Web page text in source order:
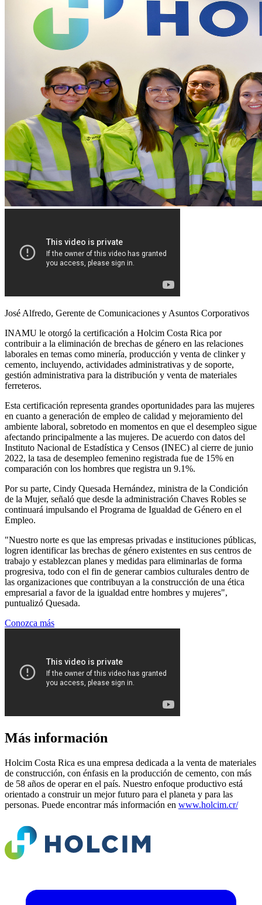
José Alfredo, Gerente de Comunicaciones y Asuntos Corporativos
INAMU le otorgó la certificación a Holcim Costa Rica por
contribuir a la eliminación de brechas de género en las relaciones
laborales en temas como minería, producción y venta de clinker y
cemento, incluyendo, actividades administrativas y de soporte,
gestión administrativa para la distribución y venta de materiales
ferreteros.
Esta certificación representa grandes oportunidades para las mujeres
en cuanto a generación de empleo de calidad y mejoramiento del
ambiente laboral, sobretodo en momentos en que el desempleo sigue
afectando principalmente a las mujeres. De acuerdo con datos del
Instituto Nacional de Estadística y Censos (INEC) al cierre de junio
2022, la tasa de desempleo femenino registrada fue de 15% en
comparación con los hombres que registra un 9.1%.
Por su parte, Cindy Quesada Hernández, ministra de la Condición
de la Mujer, señaló que desde la administración Chaves Robles se
continuará impulsando el Programa de Igualdad de Género en el
Empleo.
"Nuestro norte es que las empresas privadas e instituciones públicas,
logren identificar las brechas de género existentes en sus centros de
trabajo y establezcan planes y medidas para eliminarlas de forma
progresiva, todo con el fin de generar cambios culturales dentro de
las organizaciones que contribuyan a la construcción de una ética
empresarial a favor de la igualdad entre hombres y mujeres",
puntualizó Quesada.
Conozca más
Más información
Holcim Costa Rica es una empresa dedicada a la venta de materiales
de construcción, con énfasis en la producción de cemento, con más
de 58 años de operar en el país. Nuestro enfoque productivo está
orientado a construir un mejor futuro para el planeta y para las
personas. Puede encontrar más información en www.holcim.cr/